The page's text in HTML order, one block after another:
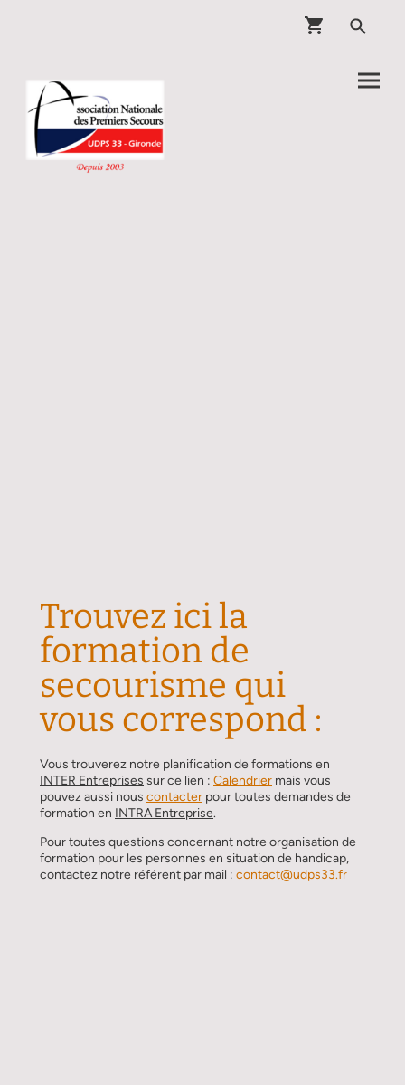
Trouvez ici la
formation de
secourisme qui
vous correspond :
Vous trouverez notre planification de formations en
INTER Entreprises sur ce lien : Calendrier mais vous
pouvez aussi nous contacter pour toutes demandes de
formation en INTRA Entreprise.
Pour toutes questions concernant notre organisation de
formation pour les personnes en situation de handicap,
contactez notre référent par mail : contact@udps33.fr